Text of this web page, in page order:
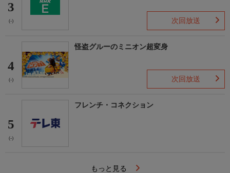
3
(-) 次回放送
4
(-)
怪盗グルーのミニオン超変身
次回放送
5
(-)
フレンチ・コネクション
もっと見る